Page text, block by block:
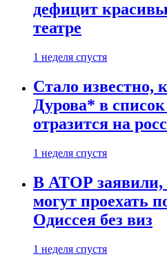
дефицит
театре
1 неделя спустя
Стало известно,
Дурова* в
отразится на
1 неделя спустя
В АТОР заявили,
могут проехать
Одиссея без виз
1 неделя спустя